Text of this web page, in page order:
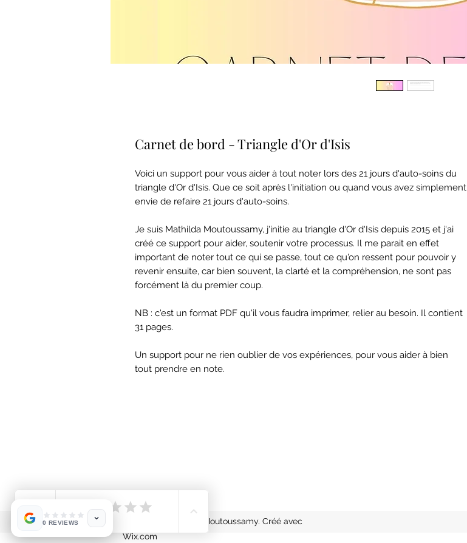
Carnet de bord - Triangle d'Or d'Isis
Voici un support pour vous aider à tout noter lors des 21 jours d'auto-soins du
triangle d'Or d'Isis. Que ce soit après l'initiation ou quand vous avez simplement
envie de refaire 21 jours d'auto-soins.
Je suis Mathilda Moutoussamy, j'initie au triangle d'Or d'Isis depuis 2015 et j'ai
créé ce support pour aider, soutenir votre processus. Il me parait en effet
important de noter tout ce qui se passe, tout ce qu'on ressent pour pouvoir y
revenir ensuite, car bien souvent, la clarté et la compréhension, ne sont pas
forcément là du premier coup.
NB : c'est un format PDF qu'il vous faudra imprimer, relier au besoin. Il contient
31 pages.
Un support pour ne rien oublier de vos expériences, pour vous aider à bien
tout prendre en note.
©2021 par Mathilda Moutoussamy. Créé avec
Wix.com
0 REVIEWS